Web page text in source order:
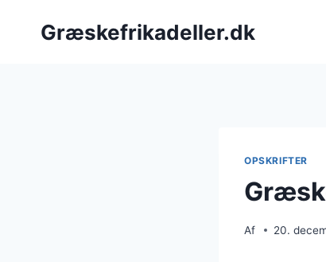
Græskefrikadeller.dk
OPSKRIFTER
Af 20.